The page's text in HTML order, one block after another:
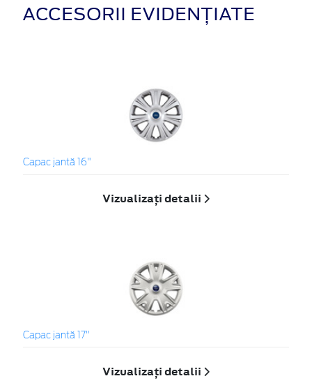
ACCESORII EVIDENȚIATE
Capac jantă 16"
Vizualizați detalii
Capac jantă 17"
Vizualizați detalii